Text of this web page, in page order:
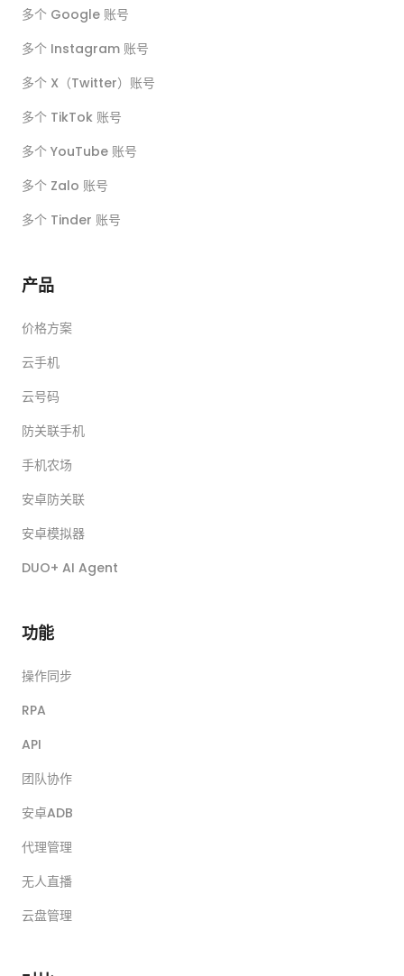
多个 Google 账号
多个 Instagram 账号
多个 X（Twitter）账号
多个 TikTok 账号
多个 YouTube 账号
多个 Zalo 账号
多个 Tinder 账号
产品
价格方案
云手机
云号码
防关联手机
手机农场
安卓防关联
安卓模拟器
DUO+ AI Agent
功能
操作同步
RPA
API
团队协作
安卓ADB
代理管理
无人直播
云盘管理